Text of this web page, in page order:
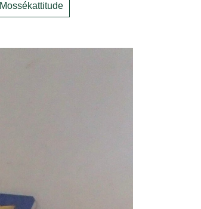
Mossékattitude